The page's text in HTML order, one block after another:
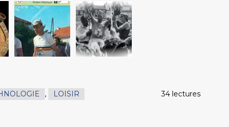
, LOISIR 34 lectures